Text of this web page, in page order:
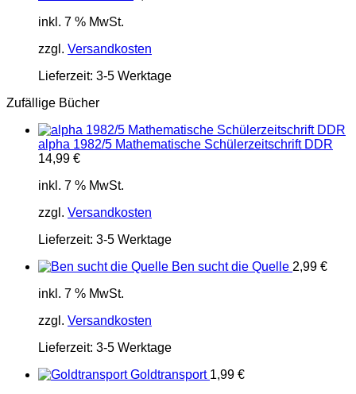
inkl. 7 % MwSt.
zzgl. Versandkosten
Lieferzeit: 3-5 Werktage
Zufällige Bücher
alpha 1982/5 Mathematische Schülerzeitschrift DDR
14,99 €
inkl. 7 % MwSt.
zzgl. Versandkosten
Lieferzeit: 3-5 Werktage
Ben sucht die Quelle 2,99 €
inkl. 7 % MwSt.
zzgl. Versandkosten
Lieferzeit: 3-5 Werktage
Goldtransport 1,99 €